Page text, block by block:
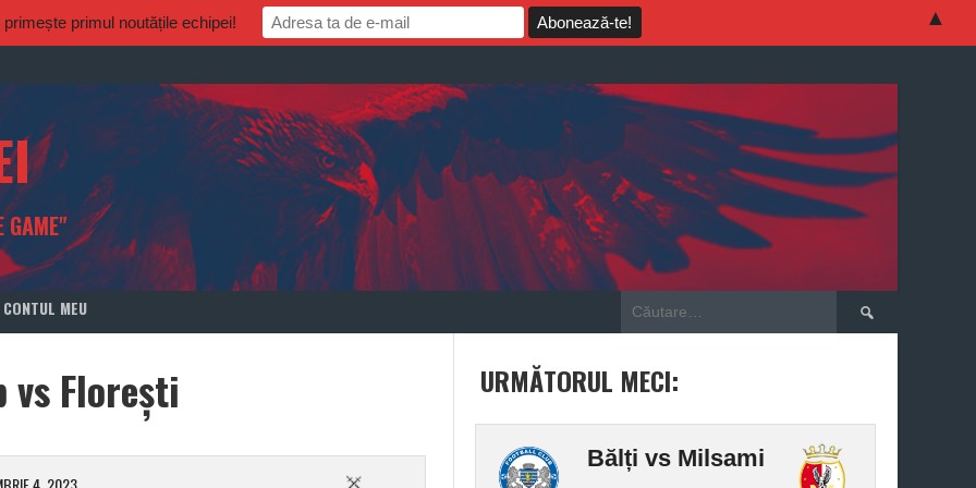
GAME"
CONTUL MEU
Caută
după:
vs Florești URMĂTORUL MECI:
Bălți vs Milsami
primul noutățile echipei! ▲